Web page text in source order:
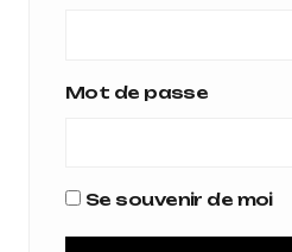
Mot de passe
Se souvenir de moi